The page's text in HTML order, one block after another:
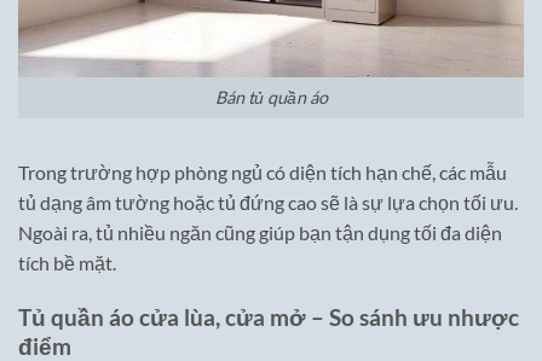
Bán tủ quần áo
Trong trường hợp phòng ngủ có diện tích hạn chế, các mẫu
tủ dạng âm tường hoặc tủ đứng cao sẽ là sự lựa chọn tối ưu.
Ngoài ra, tủ nhiều ngăn cũng giúp bạn tận dụng tối đa diện
tích bề mặt.
Tủ quần áo cửa lùa, cửa mở – So sánh ưu nhược
điểm